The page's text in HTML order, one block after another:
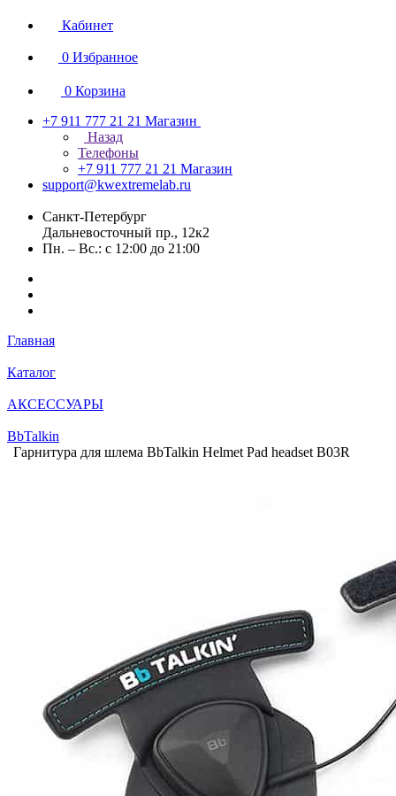
Кабинет
0 Избранное
0 Корзина
+7 911 777 21 21 Магазин
Назад
Телефоны
+7 911 777 21 21 Магазин
support@kwextremelab.ru
Санкт-Петербург
Дальневосточный пр., 12к2
Пн. – Вс.: с 12:00 до 21:00
Главная
Каталог
АКСЕССУАРЫ
BbTalkin
Гарнитура для шлема BbTalkin Helmet Pad headset B03R